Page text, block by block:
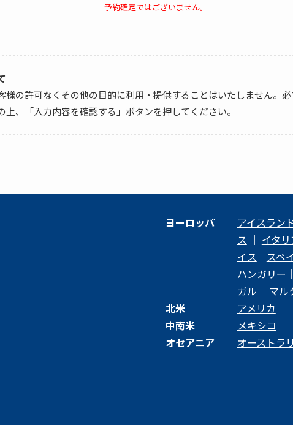
予約確定ではございません。
様の許可なくその他の目的に利用・提供することはいたしません。
上、「入力内容を確認する」ボタンを押してください。
ヨーロッパ アイスラン
ス ｜ イタリ
イス ｜ スペ
ハンガリー ｜
ガル ｜ マル
北米
アメリカ
中南米
メキシコ
オセアニア
オーストラ